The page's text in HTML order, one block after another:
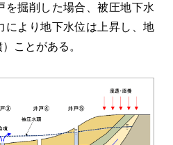
を掘削した場合、被圧地下水
により地下水位は上昇し、地
ことがある。